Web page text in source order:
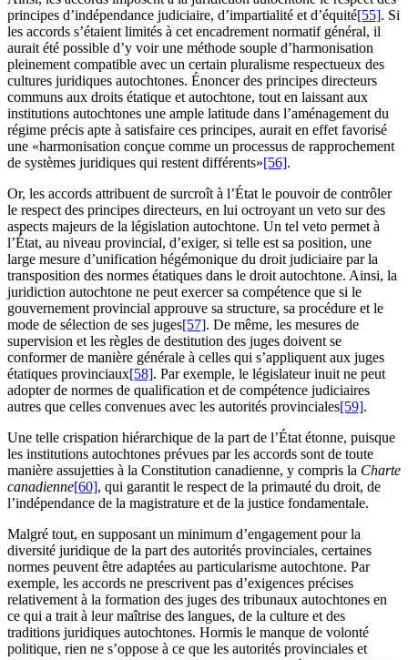
principes d’indépendance judiciaire, d’impartialité et d’équité[55]. Si
les accords s’étaient limités à cet encadrement normatif général, il
aurait été possible d’y voir une méthode souple d’harmonisation
pleinement compatible avec un certain pluralisme respectueux des
cultures juridiques autochtones. Énoncer des principes directeurs
communs aux droits étatique et autochtone, tout en laissant aux
institutions autochtones une ample latitude dans l’aménagement du
régime précis apte à satisfaire ces principes, aurait en effet favorisé
une «harmonisation conçue comme un processus de rapprochement
de systèmes juridiques qui restent différents»[56].
Or, les accords attribuent de surcroît à l’État le pouvoir de contrôler
le respect des principes directeurs, en lui octroyant un veto sur des
aspects majeurs de la législation autochtone. Un tel veto permet à
l’État, au niveau provincial, d’exiger, si telle est sa position, une
large mesure d’unification hégémonique du droit judiciaire par la
transposition des normes étatiques dans le droit autochtone. Ainsi, la
juridiction autochtone ne peut exercer sa compétence que si le
gouvernement provincial approuve sa structure, sa procédure et le
mode de sélection de ses juges[57]. De même, les mesures de
supervision et les règles de destitution des juges doivent se
conformer de manière générale à celles qui s’appliquent aux juges
étatiques provinciaux[58]. Par exemple, le législateur inuit ne peut
adopter de normes de qualification et de compétence judiciaires
autres que celles convenues avec les autorités provinciales[59].
Une telle crispation hiérarchique de la part de l’État étonne, puisque
les institutions autochtones prévues par les accords sont de toute
manière assujetties à la Constitution canadienne, y compris la Charte
canadienne[60], qui garantit le respect de la primauté du droit, de
l’indépendance de la magistrature et de la justice fondamentale.
Malgré tout, en supposant un minimum d’engagement pour la
diversité juridique de la part des autorités provinciales, certaines
normes peuvent être adaptées au particularisme autochtone. Par
exemple, les accords ne prescrivent pas d’exigences précises
relativement à la formation des juges des tribunaux autochtones en
ce qui a trait à leur maîtrise des langues, de la culture et des
traditions juridiques autochtones. Hormis le manque de volonté
politique, rien ne s’oppose à ce que les autorités provinciales et